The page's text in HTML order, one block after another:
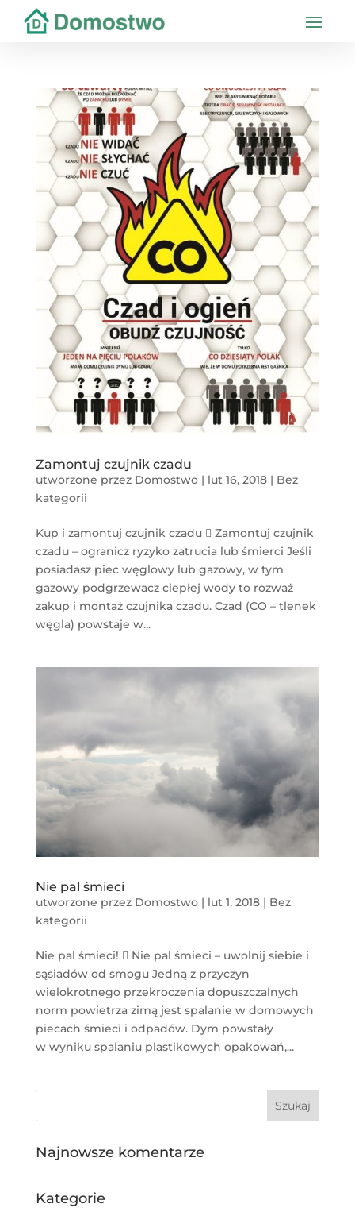
Zamontuj czujnik czadu
utworzone przez Domostwo| lut 16, 2018| Bez
kategorii
Kup i zamontuj czujnik czadu  Zamontuj czujnik
czadu – ogranicz ryzyko zatrucia lub śmierci Jeśli
posiadasz piec węglowy lub gazowy, w tym
gazowy podgrzewacz ciepłej wody to rozważ
zakup i montaż czujnika czadu. Czad (CO – tlenek
węgla) powstaje w...
Nie pal śmieci
utworzone przez Domostwo| lut 1, 2018| Bez
kategorii
Nie pal śmieci!  Nie pal śmieci – uwolnij siebie i
sąsiadów od smogu Jedną z przyczyn
wielokrotnego przekroczenia dopuszczalnych
norm powietrza zimą jest spalanie w domowych
piecach śmieci i odpadów. Dym powstały
w wyniku spalaniu plastikowych opakowań,...
Najnowsze komentarze
Kategorie